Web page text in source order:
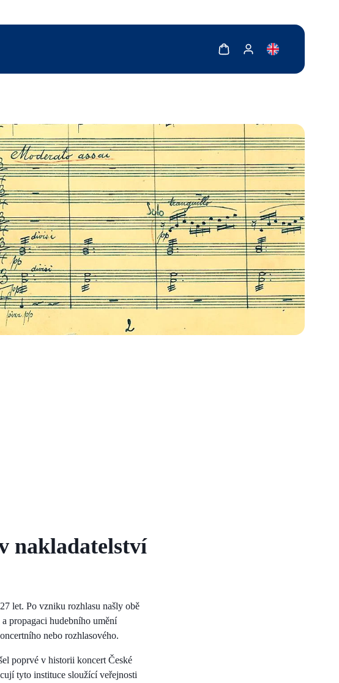
reader
Zobrazit košíkZobrazit můj účet
nakladatelství
let. Po vzniku rozhlasu našly obě
propagaci hudebního umění
nebo rozhlasového.
poprvé v historii koncert České
tyto instituce sloužící veřejnosti